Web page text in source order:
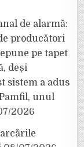
de alarmă:
producători
pe tapet
deși
sistem a adus
unul
2026